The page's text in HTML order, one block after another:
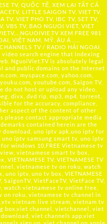
TV, QUỐC TẾ, XEM LẠI TẤT CẢ
LITTLE SAIGON TV, VIET TV,
TV, VIET PHO TV, IBC TV, SET TV,
VBS TV, BAO NGUOI VIET, VIET
NGUOIVIE.TV XEM FREE 981
VIỆT NAM, MỸ, ÂU Á …..
TV / RADIO HẢI NGOẠI,
video search engine that indexing
NguoiViet.TV is absolutely legal
and public domains on the Internet
myspace.com, yahoo.com,
youtube.com, Saigon TV,
do not host or upload any video,
divx, dvd rip, mp3, mp4, torrent,
for the accuracy, compliance,
aspect of the content of other
please contact appropriate media
contained herein are the
uno iptv apk,uno iptv for
iptv samsung smart tv, uno iptv
windows 10,FREE Vietnamese tv
vietnamese smart tv box,
TV, VIETNAMESE TV
vietnamese tv on roku, watch
uno iptv, uno tv box, VIETNAMESE
VietFaceTV, VietFace TV,
watch vietnamese tv online free,
on roku, vietnamese tv channel in
vietnam live stream, vietnam tv
box,viet channel, vietchannel, viet
viet channels app,viet
sign up, viet channel on apple